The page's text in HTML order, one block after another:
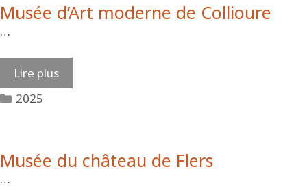
Musée d’Art moderne de Collioure
…
Lire plus
Catégories
2025
Musée du château de Flers
…